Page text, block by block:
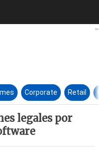
hubo 357 acciones
Corporate Retail
legales por